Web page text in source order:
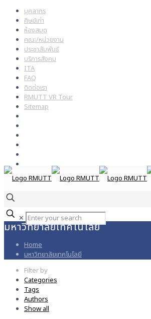
บุคลากร
ศิษย์เก่า
ห้องสมุด
คณะ/หน่วยงาน
ประชาสัมพันธ์
บริการสังคม
ITA
FAQ
ติดต่อเรา
RMUTT VR Tour
Sitemap
✕
มหาวิทยาลัยเทคโนโลยี
Home
มหาวิทยาลัยเทคโนโลยี
Filter by
Categories
Tags
Authors
Show all